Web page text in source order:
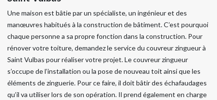
Une maison est bâtie par un spécialiste, un ingénieur et des
manœuvres habitués à la construction de bâtiment. C’est pourquoi
chaque personne a sa propre fonction dans la construction. Pour
rénover votre toiture, demandez le service du couvreur zingueur à
Saint Vulbas pour réaliser votre projet. Le couvreur zingueur
s’occupe de l’installation ou la pose de nouveau toit ainsi que les
éléments de zinguerie. Pour ce faire, il doit bâtir des échafaudages
qu’il va utiliser lors de son opération. Il prend également en charge